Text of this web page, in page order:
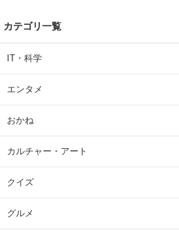
カテゴリ一覧
IT・科学
エンタメ
おかね
カルチャー・アート
クイズ
グルメ